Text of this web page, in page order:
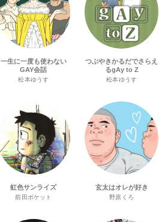
一生に一度も使わない
GAY会話
松本ゆうす
つぶやきかるだでさらえ
るgAy to Z
松本ゆうす
虹色サンライズ
前田ポケット
玄太はオレが好き
野原くろ